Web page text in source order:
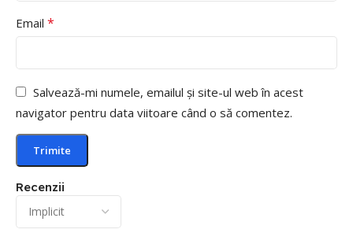
Recenzii
Email *
Salvează-mi numele, emailul și site-ul web în acest
navigator pentru data viitoare când o să comentez.